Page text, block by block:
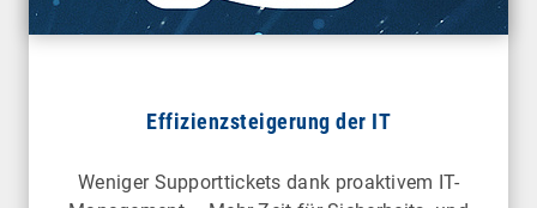
Effizienzsteigerung der IT
Weniger Supporttickets dank proaktivem IT-